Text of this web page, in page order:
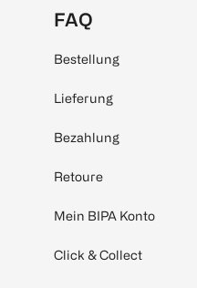
FAQ
Bestellung
Lieferung
Bezahlung
Retoure
Mein BIPA Konto
Click & Collect